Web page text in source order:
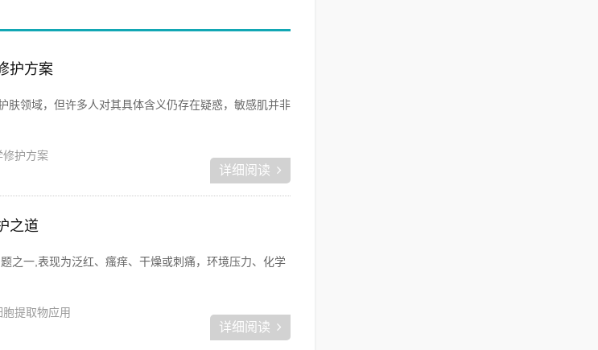
护方案
肤领域，但许多人对其具体含义仍存在疑惑，敏感肌并非
修护方案
详细阅读
之道
之一,表现为泛红、瘙痒、干燥或刺痛，环境压力、化学
胞提取物应用
详细阅读